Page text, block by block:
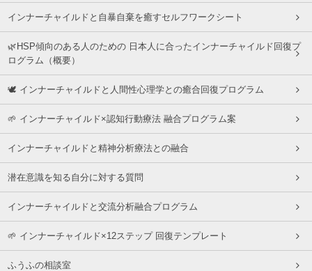
インナーチャイルドと自暴自棄を癒すセルフワークシート
🌿HSP傾向のある人のための 日本人に合ったインナーチャイルド回復プ
ログラム（概要）
🕊 インナーチャイルドと人間性心理学との癒合回復プログラム
🌱 インナーチャイルド×認知行動療法 融合プログラム案
インナーチャイルドと精神分析療法との融合
潜在意識を知る自分に対する質問
インナーチャイルドと交流分析融合プログラム
🌱 インナーチャイルド×12ステップ 回復テンプレート
ふうふの相談室